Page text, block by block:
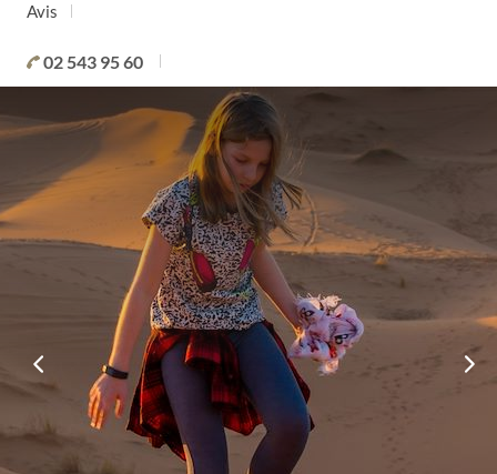
Avis
02 543 95 60